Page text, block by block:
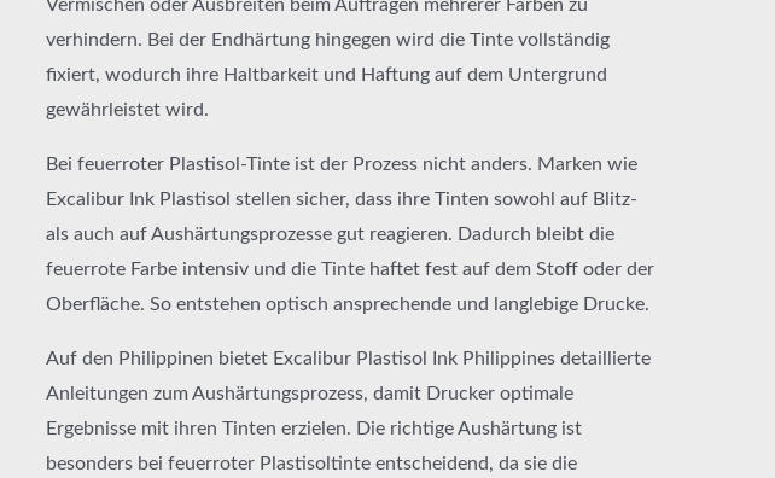
Vermischen oder Ausbreiten beim Auftragen mehrerer Farben zu
verhindern. Bei der Endhärtung hingegen wird die Tinte vollständig
fixiert, wodurch ihre Haltbarkeit und Haftung auf dem Untergrund
gewährleistet wird.
Bei feuerroter Plastisol-Tinte ist der Prozess nicht anders. Marken wie
Excalibur Ink Plastisol stellen sicher, dass ihre Tinten sowohl auf Blitz-
als auch auf Aushärtungsprozesse gut reagieren. Dadurch bleibt die
feuerrote Farbe intensiv und die Tinte haftet fest auf dem Stoff oder der
Oberfläche. So entstehen optisch ansprechende und langlebige Drucke.
Auf den Philippinen bietet Excalibur Plastisol Ink Philippines detaillierte
Anleitungen zum Aushärtungsprozess, damit Drucker optimale
Ergebnisse mit ihren Tinten erzielen. Die richtige Aushärtung ist
besonders bei feuerroter Plastisoltinte entscheidend, da sie die